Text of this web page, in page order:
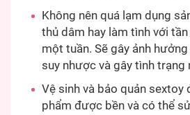
Không nên quá lạm dụng
thủ dâm hay làm tình với
một tuần. Sẽ gây ảnh
suy nhược và gây tình
Vệ sinh và bảo quản sextoy
phẩm được bền và có thể